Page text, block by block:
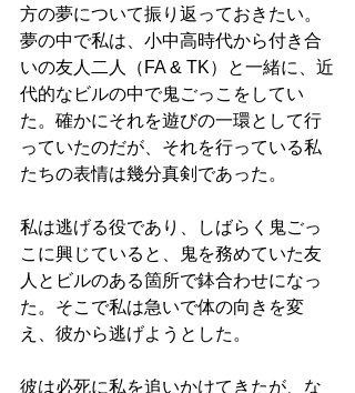
方の夢について振り返っておきたい。
夢の中で私は、小中高時代から付き合
いの友人二人（FA & TK）と一緒に、近
代的なビルの中で鬼ごっこをしてい
た。確かにそれを遊びの一環として行
っていたのだが、それを行っている私
たちの表情は幾分真剣であった。
私は逃げる役であり、しばらく鬼ごっ
こに興じていると、鬼を務めていた友
人とビルのある箇所で鉢合わせになっ
た。そこで私は急いで体の向きを変
え、彼から逃げようとした。
彼は必死に私を追いかけてきたが、な